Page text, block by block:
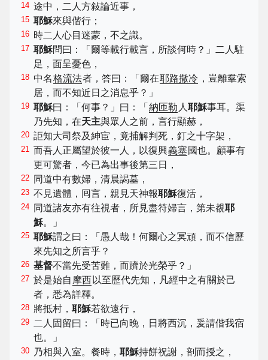
14 途中，二人方敍論近事，
15 耶穌來與偕行；
16 時二人心目迷蒙，不之識。
17 耶穌問曰：「爾等載行載言，所談何時？」二人駐
足，面呈憂色，
18 中名格流法者，答曰：「爾在耶路撒冷 ，豈離羣索
居，而不知近日之消息乎？」
19 耶穌曰：「何事？」曰：「 納匝勒 人耶穌事耳。渠
乃先知，在天主與眾人之前，言行顯赫，
20 詎知大司祭及紳宦，竟捕解判死，釘之十字架，
21 而吾人正屬望於彼一人，以復興義塞 國也。顧事有
更可驚者，今已為出事後第三日，
22 同道中有數婦，清晨謁墓，
23 不見遺體，囘言，親見天神報耶穌復活，
24 同道諸友亦有往視者，所見盡符婦言，第未覩耶
穌。」
25 耶穌謂之曰：「愚人哉！何爾心之冥頑，而不信歷
來先知之所言乎？
26 基督不當先受苦難，而躋於光榮乎？」
27 於是始自 摩西以至歷代先知，凡經中之有關於己
者，悉為詳釋。
28 將抵村，耶穌若欲遠行，
29 二人固留曰：「時已向晚，日將西沉，爰請偕我宿
也。」
30 乃相與入室。餐時，耶穌持餅祝謝，剖而授之，